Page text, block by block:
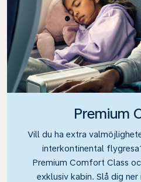
Premium
Vill du ha extra
interkontinental
Premium Comfort Class
exklusiv kabin. Slå dig